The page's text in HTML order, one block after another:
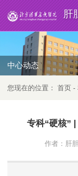
肝
中心动态
您现在的位置： 首页 -
专科“硬核”
作者：肝